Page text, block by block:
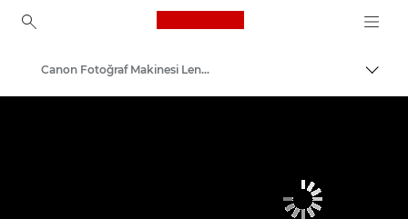
Canon Logo, back to
İçerik
Canon Fotoğraf Makinesi Lensleri